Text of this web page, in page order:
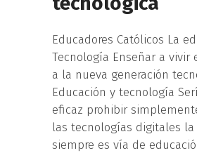
Educadores Católicos La
Tecnología Enseñar a vivir
a la nueva generación
Educación y tecnología
eficaz prohibir
las tecnologías digitales
siempre es vía de